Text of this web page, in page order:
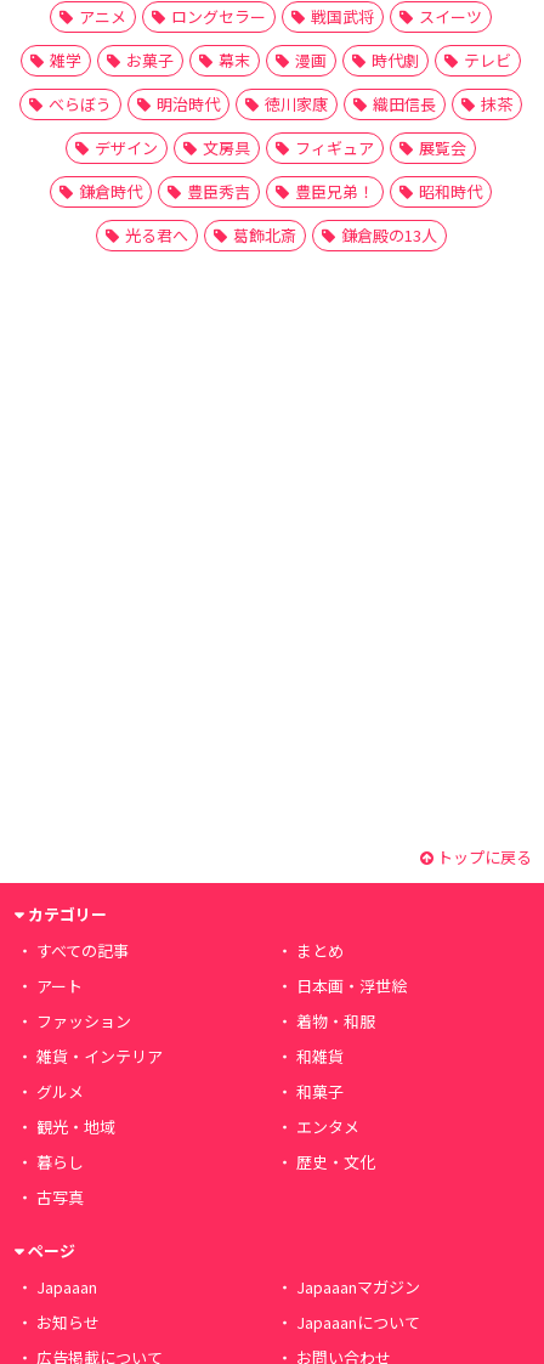
アニメ
ロングセラー 戦国武将
スイーツ
雑学
お菓子 幕末 漫画 時代劇
テレビ
べらぼう
明治時代 徳川家康 織田信長
抹茶
デザイン
文房具 フィギュア
展覧会
鎌倉時代
豊臣秀吉 豊臣兄弟！
昭和時代
光る君へ
葛飾北斎 鎌倉殿の13人
トップに戻る
カテゴリー
すべての記事
まとめ
アート
日本画・浮世絵
ファッション
着物・和服
雑貨・インテリア
和雑貨
グルメ
和菓子
観光・地域
エンタメ
暮らし
歴史・文化
古写真
ページ
Japaaan
Japaaanマガジン
お知らせ
Japaaanについて
広告掲載について
お問い合わせ